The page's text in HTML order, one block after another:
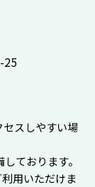
25
スしやすい場
ております。
用いただけま